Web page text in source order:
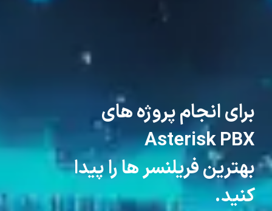
برای انجام پروژه های
Asterisk PBX
بهترین فریلنسر ها را پیدا
کنید.